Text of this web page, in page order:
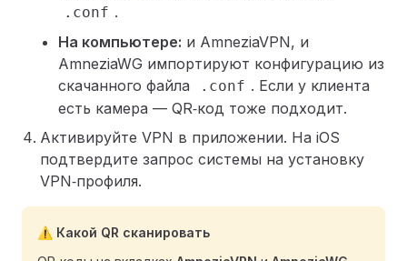
.conf .
На компьютере: и AmneziaVPN, и
AmneziaWG импортируют конфигурацию из
скачанного файла
.conf . Если у клиента
есть камера — QR‑код тоже подходит.
Активируйте VPN в приложении. На iOS
подтвердите запрос системы на установку
VPN‑профиля.
⚠️ Какой QR сканировать